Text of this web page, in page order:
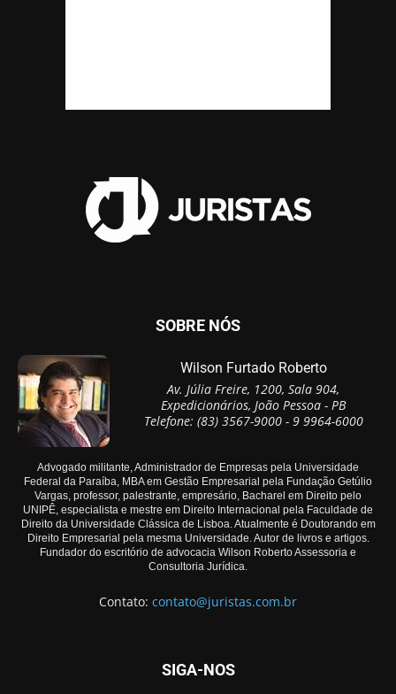
SOBRE NÓS
Wilson Furtado Roberto
Av. Júlia Freire, 1200, Sala 904,
Expedicionários, João Pessoa - PB
Telefone: (83) 3567-9000 - 9 9964-6000
Advogado militante, Administrador de Empresas pela Universidade
Federal da Paraíba, MBA em Gestão Empresarial pela Fundação Getúlio
Vargas, professor, palestrante, empresário, Bacharel em Direito pelo
UNIPÊ, especialista e mestre em Direito Internacional pela Faculdade de
Direito da Universidade Clássica de Lisboa. Atualmente é Doutorando em
Direito Empresarial pela mesma Universidade. Autor de livros e artigos.
Fundador do escritório de advocacia Wilson Roberto Assessoria e
Consultoria Jurídica.
Contato: contato@juristas.com.br
SIGA-NOS